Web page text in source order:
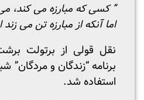
” کسی که مبارزه می کند،
اما آنکه از مبارزه تن می
نقل قولی از برتولت
استفاده شد.